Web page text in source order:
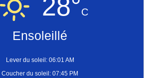
28°C
Ensoleillé
Lever du soleil: 06:01 AM
Coucher du soleil: 07:45 PM